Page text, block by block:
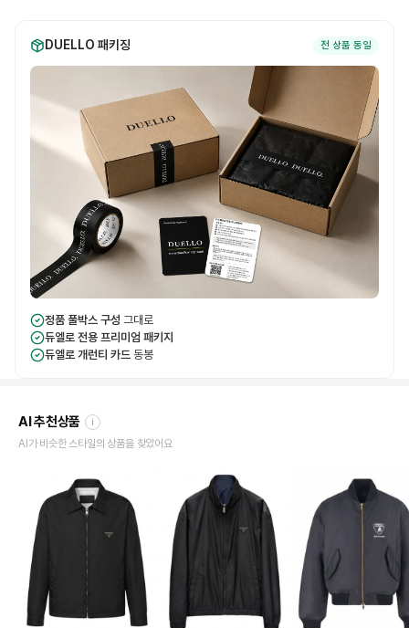
DUELLO 패키징 전 상품 동일
정품 풀박스 구성 그대로
듀엘로 전용 프리미엄 패키지
듀엘로 개런티 카드 동봉
AI 추천상품 i
AI가 비슷한 스타일의 상품을 찾았어요